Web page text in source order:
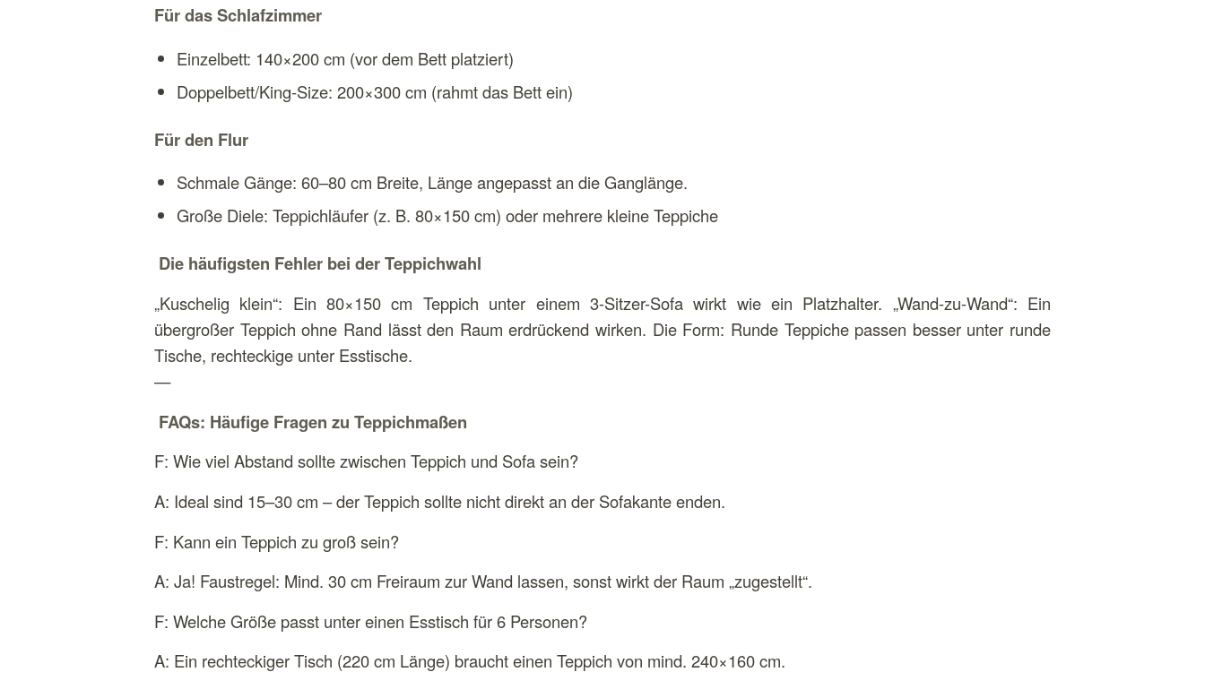
Für das Schlafzimmer
Einzelbett: 140×200 cm (vor dem Bett platziert)
Doppelbett/King-Size: 200×300 cm (rahmt das Bett ein)
Für den Flur
Schmale Gänge: 60–80 cm Breite, Länge angepasst an die Ganglänge.
Große Diele: Teppichläufer (z. B. 80×150 cm) oder mehrere kleine Teppiche
Die häufigsten Fehler bei der Teppichwahl
„Kuschelig klein“: Ein 80×150 cm Teppich unter einem 3-Sitzer-Sofa wirkt wie ein Platzhalter. „Wand-zu-Wand“: Ein
übergroßer Teppich ohne Rand lässt den Raum erdrückend wirken. Die Form: Runde Teppiche passen besser unter runde
Tische, rechteckige unter Esstische.
—
FAQs: Häufige Fragen zu Teppichmaßen
F: Wie viel Abstand sollte zwischen Teppich und Sofa sein?
A: Ideal sind 15–30 cm – der Teppich sollte nicht direkt an der Sofakante enden.
F: Kann ein Teppich zu groß sein?
A: Ja! Faustregel: Mind. 30 cm Freiraum zur Wand lassen, sonst wirkt der Raum „zugestellt“.
F: Welche Größe passt unter einen Esstisch für 6 Personen?
A: Ein rechteckiger Tisch (220 cm Länge) braucht einen Teppich von mind. 240×160 cm.